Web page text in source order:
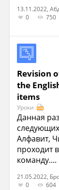
13.11.2022,
0
750
Revision
the
items
Уроки
Данная
Алфавит,
проходит
команду....
21.05.2022,
0
604